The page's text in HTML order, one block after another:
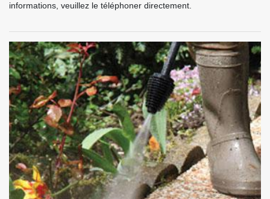
informations, veuillez le téléphoner directement.